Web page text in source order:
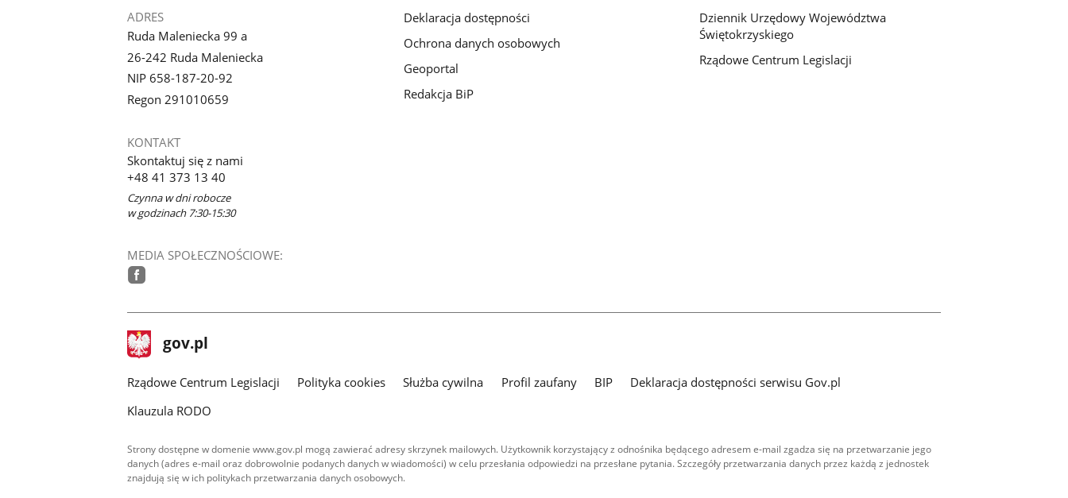
ADRES
Ruda Maleniecka 99 a
26-242 Ruda Maleniecka
NIP 658-187-20-92
Regon 291010659
KONTAKT
Skontaktuj się z nami
+48 41 373 13 40
Czynna w dni robocze
w godzinach 7:30-15:30
MEDIA SPOŁECZNOŚCIOWE:
Deklaracja dostępności
Ochrona danych osobowych
Geoportal
Redakcja BiP
Dziennik Urzędowy Województwa
Świętokrzyskiego
Rządowe Centrum Legislacji
stopka
gov.pl Strona
gov.pl
Rządowe Centrum Legislacji Polityka cookies Służba cywilna Profil zaufany BIP
Deklaracja dostępności serwisu Gov.pl
Klauzula RODO
Strony dostępne w domenie www.gov.pl mogą zawierać adresy skrzynek mailowych. Użytkownik korzystający z odnośnika będącego adresem e-mail zgadza się na przetwarzanie jego
danych (adres e-mail oraz dobrowolnie podanych danych w wiadomości) w celu przesłania odpowiedzi na przesłane pytania. Szczegóły przetwarzania danych przez każdą z jednostek
znajdują się w ich politykach przetwarzania danych osobowych.